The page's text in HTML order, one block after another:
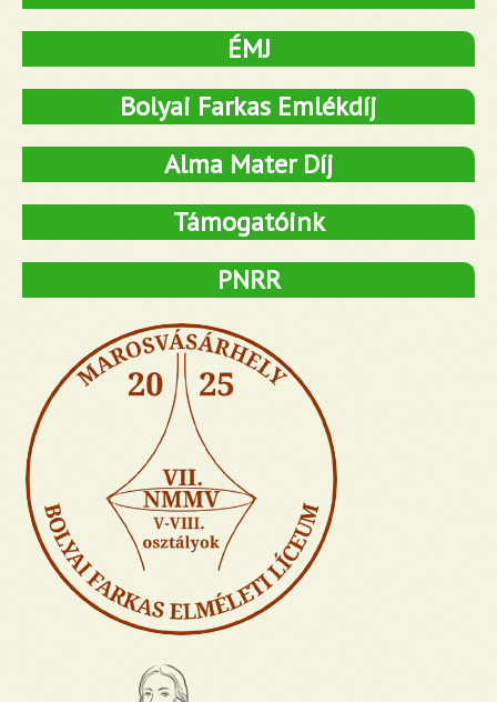
ÉMJ
Bolyai Farkas Emlékdíj
Alma Mater Díj
Támogatóink
PNRR